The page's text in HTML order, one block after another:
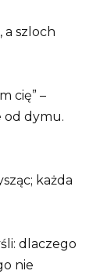
a szloch
cię” –
od dymu.
każda
dlaczego
nie